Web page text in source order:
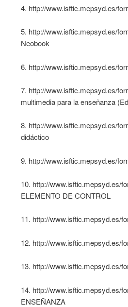
4. http://www.isftic.mepsyd.es/
5. http://www.isftic.mepsyd.es/
Neobook
6. http://www.isftic.mepsyd.es/
7. http://www.isftic.mepsyd.es/
multimedia para la enseñanza
8. http://www.isftic.mepsyd.es/
didáctico
9. http://www.isftic.mepsyd.es/
10. http://www.isftic.mepsyd.es/
ELEMENTO DE CONTROL
11. http://www.isftic.mepsyd.es/
12. http://www.isftic.mepsyd.es/
13. http://www.isftic.mepsyd.es/
14. http://www.isftic.mepsyd.es/
ENSEÑANZA